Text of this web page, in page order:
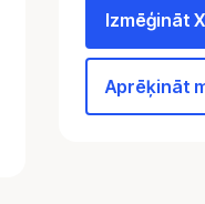
Izmēģināt
Aprēķināt